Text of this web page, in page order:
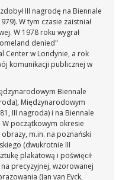
III nagrodę na Biennale
W tym czasie zaistniał
W 1978 roku wygrał
denied"
Center w Londynie, a rok
komunikacji publicznej w
Biennale
Międzynarodowym
III nagroda) i na Biennale
W początkowym okresie
m.in. na poznański
(dwukrotnie III
plakatową i poświęcił
precyzyjnej, wzorowanej
(Jan van Eyck,